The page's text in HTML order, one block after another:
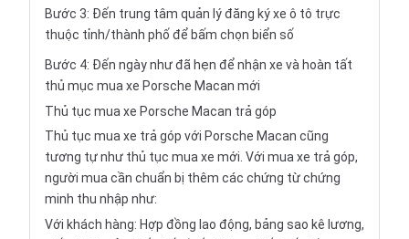
Bước 3: Đến trung tâm quản lý đăng ký xe ô tô trực
thuộc tỉnh/thành phố để bấm chọn biển số
Bước 4: Đến ngày như đã hẹn để nhận xe và hoàn tất
thủ mục mua xe Porsche Macan mới
Thủ tục mua xe Porsche Macan trả góp
Thủ tục mua xe trả góp với Porsche Macan cũng
tương tự như thủ tục mua xe mới. Với mua xe trả góp,
người mua cần chuẩn bị thêm các chứng từ chứng
minh thu nhập như:
Với khách hàng: Hợp đồng lao động, bảng sao kê lương,